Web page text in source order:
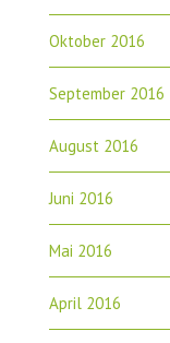
Oktober 2016
September 2016
August 2016
Juni 2016
Mai 2016
April 2016